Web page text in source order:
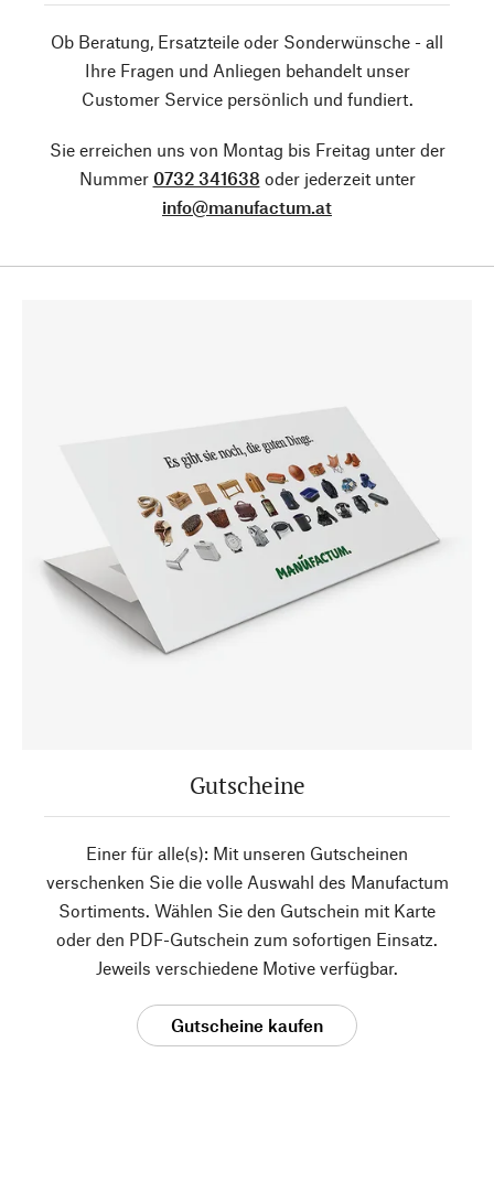
Ob Beratung, Ersatzteile oder Sonderwünsche - all
Ihre Fragen und Anliegen behandelt unser
Customer Service persönlich und fundiert.
Sie erreichen uns von Montag bis Freitag unter der
Nummer 0732 341638 oder jederzeit unter
info@manufactum.at
Gutscheine
Einer für alle(s): Mit unseren Gutscheinen
verschenken Sie die volle Auswahl des Manufactum
Sortiments. Wählen Sie den Gutschein mit Karte
oder den PDF-Gutschein zum sofortigen Einsatz.
Jeweils verschiedene Motive verfügbar.
Gutscheine kaufen